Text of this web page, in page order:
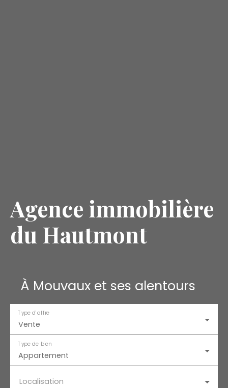
Agence immobilière
du Hautmont
À Mouvaux et ses alentours
Vente
Type d'offre
Appartement
Type de bien
Localisation